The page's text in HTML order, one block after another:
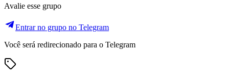
Avalie esse grupo
Entrar no grupo no Telegram
Você será redirecionado para o Telegram